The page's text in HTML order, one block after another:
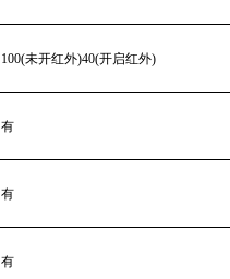
100(未开红外)40(开启红外)
有
有
有